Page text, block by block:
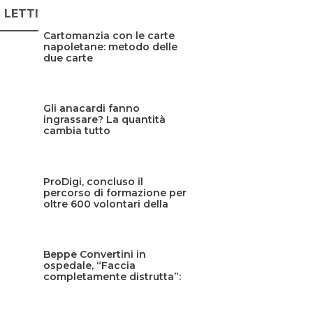
LETTI
Cartomanzia con le carte
napoletane: metodo delle
due carte
Gli anacardi fanno
ingrassare? La quantità
cambia tutto
ProDigi, concluso il
percorso di formazione per
oltre 600 volontari della
Beppe Convertini in
ospedale, “Faccia
completamente distrutta”: